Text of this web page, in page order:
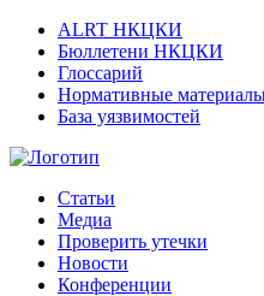
ALRT НКЦКИ
Бюллетени НКЦКИ
Глоссарий
Нормативные
База уязвимостей
Статьи
Медиа
Проверить утечки
Новости
Конференции